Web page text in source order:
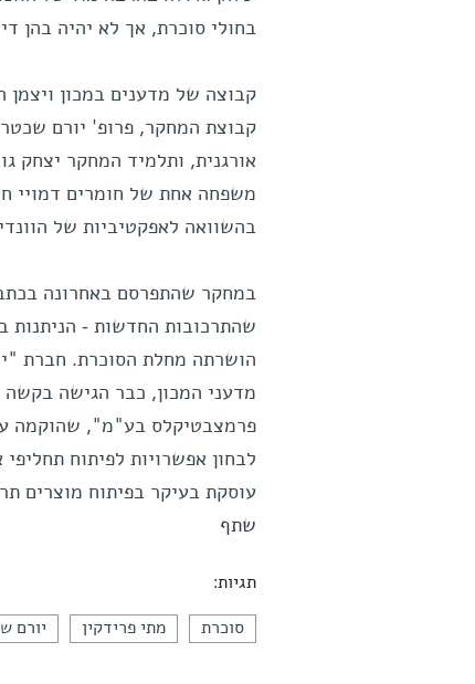
בחולי סוכרת, אך לא יהיה בהן
קבוצה של מדענים במכון
קבוצת המחקר, פרופ' יורם
אורגנית, ותלמיד המחקר יצחק
משפחה אחת של חומרים דמויי
בהשוואה לאפקטיביות של
שהתרכובות החדשות - הניתנות
הושרתה מחלת הסוכרת. חברת
מדעני המכון, כבר הגישה
פרמצבטיקלס בע"מ", שהוקמה
לבחון אפשרויות לפיתוח
עוסקת בעיקר בפיתוח מוצרים
שתף
תגיות:
סוכרת מתי פרידקין יורם